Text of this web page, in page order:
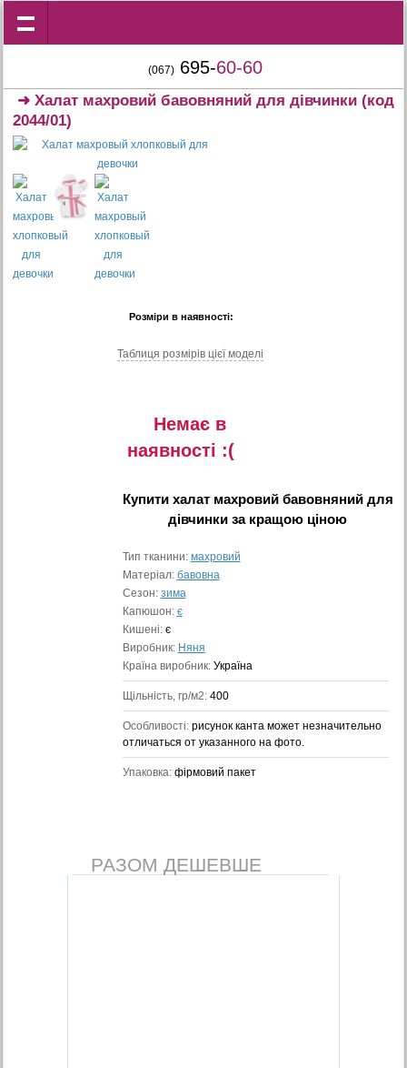
(067) 695-60-60
➜Халат махровий бавовняний для дівчинки (код
2044/01)
Розміри в наявності:
Таблиця розмiрiв цiєї моделi
Немає в
наявностi :(
Купити халат махровий бавовняний для
дівчинки за кращою ціною
Тип тканини: махровий
Матеріал: бавовна
Сезон: зима
Капюшон: є
Кишені: є
Виробник: Няня
Країна виробник: Україна
Щільність, гр/м2: 400
Особливості: рисунок канта может незначительно
отличаться от указанного на фото.
Упаковка: фірмовий пакет
РАЗОМ ДЕШЕВШЕ